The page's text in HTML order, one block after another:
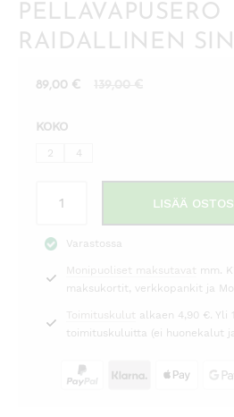
PELLAVAPUSERO
RAIDALLINEN
89,00 €
KOKO
2 4
raidallinen
BH
määrä
LISÄÄ
Varastossa
Monipuoliset maksutavat mm.
maksukortit, verkkopankit ja
Toimituskulut alkaen 4,90 €. Yli
toimituskuluitta (ei huonekalut